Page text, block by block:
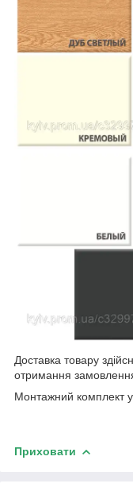
Доставка товару
отримання
Монтажний комплект у
Приховати